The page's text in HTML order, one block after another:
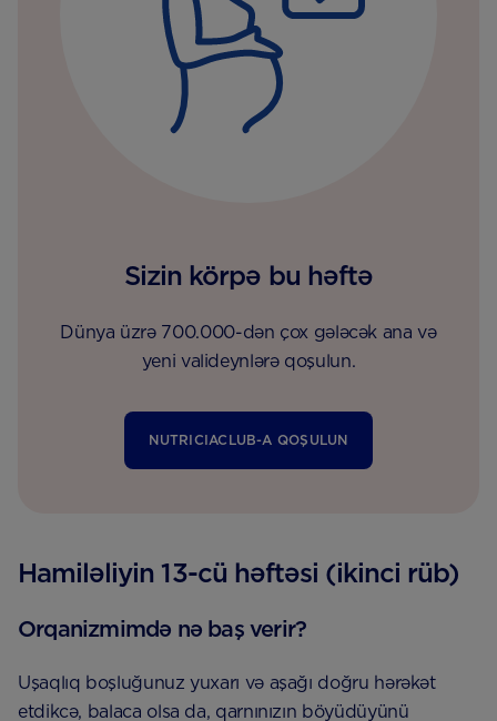
Sizin körpə bu həftə
Dünya üzrə 700.000-dən çox gələcək ana və
yeni valideynlərə qoşulun.
NUTRICIACLUB-A QOŞULUN
Hamiləliyin 13-cü həftəsi (ikinci rüb)
Orqanizmimdə nə baş verir?
Uşaqlıq boşluğunuz yuxarı və aşağı doğru hərəkət
etdikcə, balaca olsa da, qarnınızın böyüdüyünü